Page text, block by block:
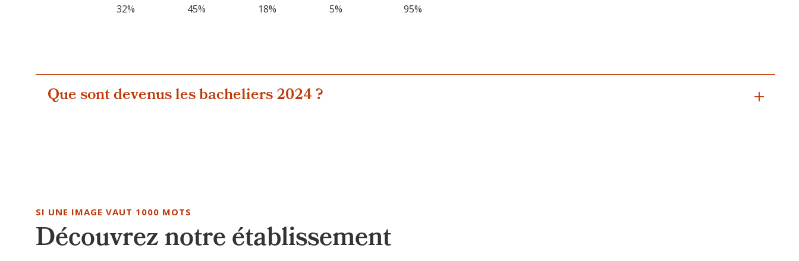
32%
45% 18% 5% 95%
Que sont devenus les bacheliers 2024 ?
SI UNE IMAGE VAUT 1000 MOTS
Découvrez notre établissement